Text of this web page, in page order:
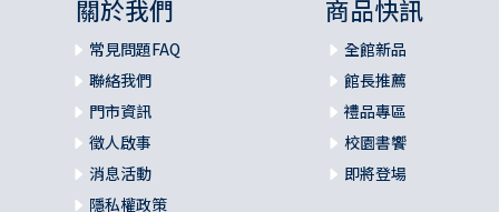
關於我們
常見問題FAQ
聯絡我們
門市資訊
徵人啟事
消息活動
隱私權政策
商品快訊
全館新品
館長推薦
禮品專區
校園書饗
即將登場